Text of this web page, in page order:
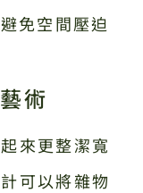
免空間壓迫
術
來更整潔寬
可以將雜物